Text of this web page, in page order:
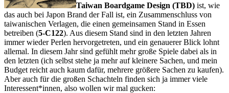
Taiwan Boardgame Design (TBD) ist, wie
das auch bei Japon Brand der Fall ist, ein Zusammenschluss von
taiwanischen Verlagen, die einen gemeinsamen Stand in Essen
betreiben (5-C122). Aus diesem Stand sind in den letzten Jahren
immer wieder Perlen hervorgetreten, und ein genauerer Blick lohnt
allemal. In diesem Jahr sind gefühlt mehr große Spiele dabei als in
den letzten (ich selbst stehe ja mehr auf kleinere Sachen, und mein
Budget reicht auch kaum dafür, mehrere größere Sachen zu kaufen).
Aber auch für die großen Schachteln finden sich ja immer viele
Interessent*innen, also wollen wir mal gucken: